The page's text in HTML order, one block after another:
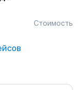
Стоимость